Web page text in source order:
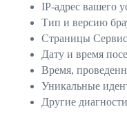
IP-адрес вашего
Тип и версию
Страницы
Дату и время
Время,
Уникальные
Другие